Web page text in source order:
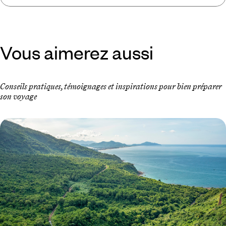
Vous aimerez aussi
Conseils pratiques, témoignages et inspirations pour bien préparer
son voyage